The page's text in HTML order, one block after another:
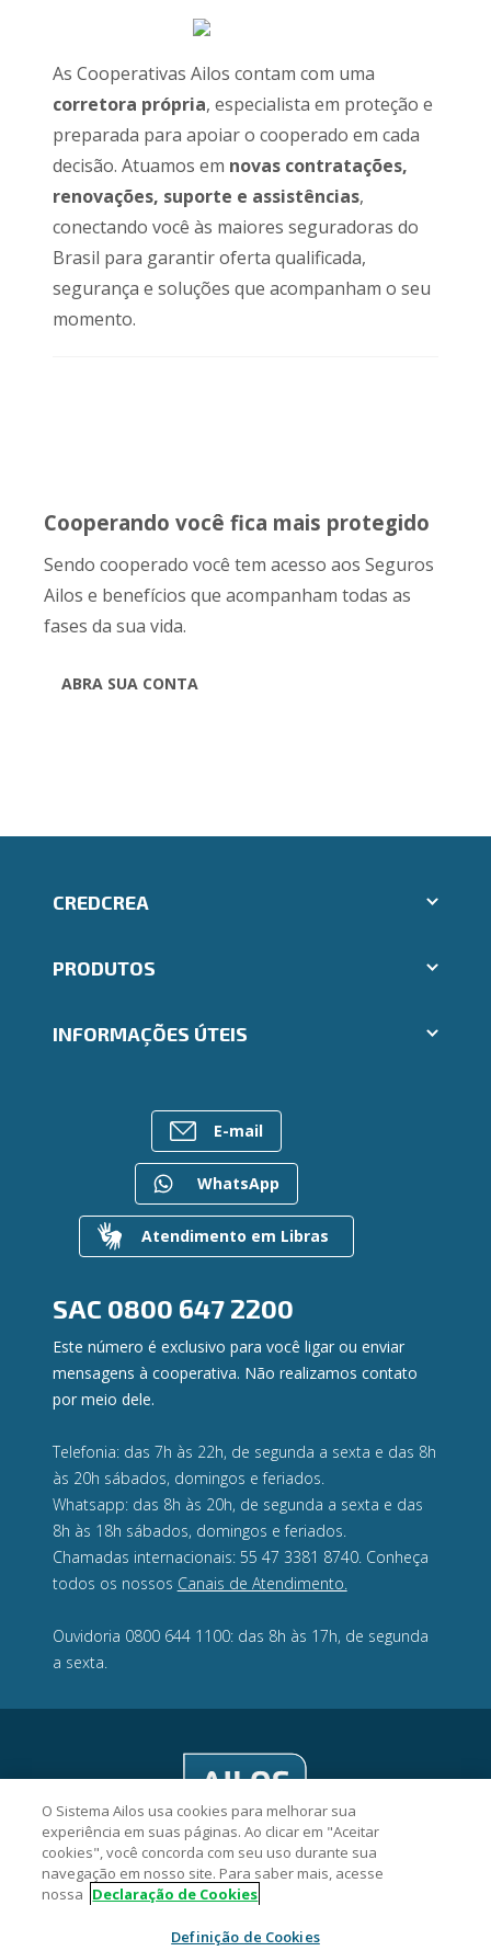
As Cooperativas Ailos contam com uma
corretora própria, especialista em proteção e
preparada para apoiar o cooperado em cada
decisão. Atuamos em novas contratações,
renovações, suporte e assistências,
conectando você às maiores seguradoras do
Brasil para garantir oferta qualificada,
segurança e soluções que acompanham o seu
momento.
Cooperando você fica mais protegido
Sendo cooperado você tem acesso aos Seguros
Ailos e benefícios que acompanham todas as
fases da sua vida.
ABRA SUA CONTA
CREDCREA
Indique um amigo
Trabalhe Conosco
Ailos Educação
Gerenciar Cookies
PRODUTOS
Consórcios
Para empresas
INFORMAÇÕES ÚTEIS
Postos de Atendimento
Regularização de dívidas
Valores a Receber
Contato
Canal de Ética
Ouvidoria
E-mail
WhatsApp
Atendimento em Libras
SAC 0800 647 2200
Este número é exclusivo para você ligar ou enviar
mensagens à cooperativa. Não realizamos contato
por meio dele.
Telefonia: das 7h às 22h, de segunda a sexta e das 8h
às 20h sábados, domingos e feriados.
Whatsapp: das 8h às 20h, de segunda a sexta e das
8h às 18h sábados, domingos e feriados.
Chamadas internacionais: 55 47 3381 8740. Conheça
todos os nossos Canais de Atendimento.
Ouvidoria 0800 644 1100: das 8h às 17h, de segunda
a sexta.
CredCrea Cooperativa de Crédito - CNPJ 05.979.692/0001-85
O Sistema Ailos usa cookies para melhorar sua
experiência em suas páginas. Ao clicar em "Aceitar
cookies", você concorda com seu uso durante sua
navegação em nosso site. Para saber mais, acesse
nossa Declaração de Cookies
Definição de Cookies